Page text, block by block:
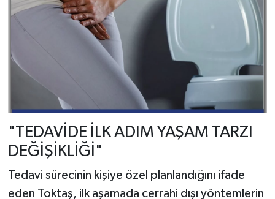
"TEDAVİDE İLK ADIM YAŞAM TARZI
DEĞİŞİKLİĞİ"
Tedavi sürecinin kişiye özel planlandığını ifade
eden Toktaş, ilk aşamada cerrahi dışı yöntemlerin